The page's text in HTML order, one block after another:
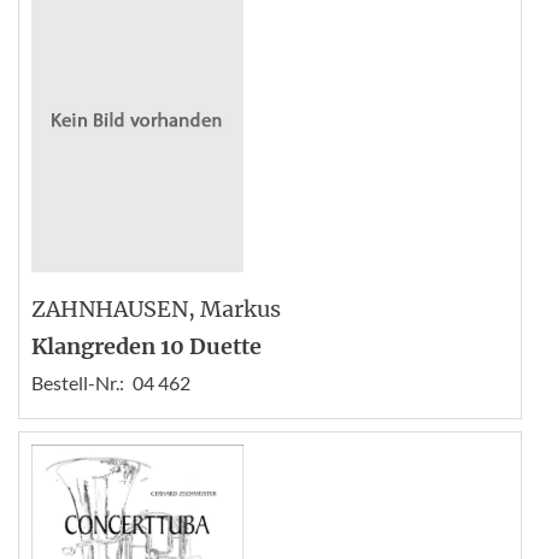
ZAHNHAUSEN, Markus
Klangreden 10 Duette
Bestell-Nr.: 04 462